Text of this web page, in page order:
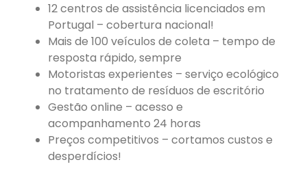
12 centros de assistência licenciados em
Portugal – cobertura nacional!
Mais de 100 veículos de coleta – tempo de
resposta rápido, sempre
Motoristas experientes – serviço ecológico
no tratamento de resíduos de escritório
Gestão online – acesso e
acompanhamento 24 horas
Preços competitivos – cortamos custos e
desperdícios!